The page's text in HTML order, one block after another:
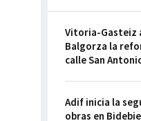
Vitoria-Gasteiz
Balgorza la
calle San
Adif inicia la
obras en